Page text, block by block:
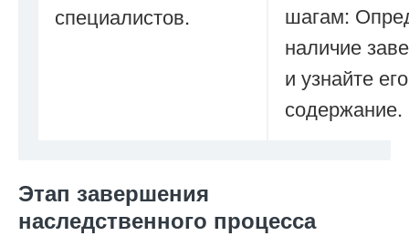
специалистов.
шагам:
наличие
и узнайте его
содержание.
Этап завершения
наследственного процесса